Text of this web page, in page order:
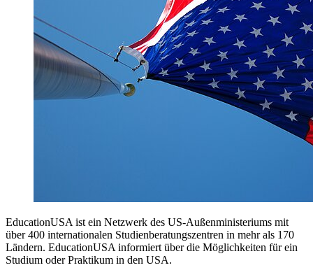
EducationUSA ist ein Netzwerk des US-Außenministeriums mit
über 400 internationalen Studienberatungszentren in mehr als 170
Ländern. EducationUSA informiert über die Möglichkeiten für ein
Studium oder Praktikum in den USA.